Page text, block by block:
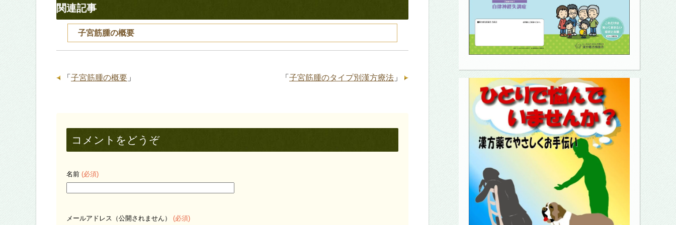
関連記事
子宮筋腫の概要
「 子宮筋腫のタイプ別漢方療法 」
「 子宮筋腫の概要 」
コメントをどうぞ
名前 (必須)
メールアドレス（公開されません） (必須)